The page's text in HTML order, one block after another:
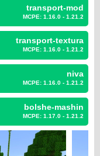
transport-mod
MCPE: 1.16.0 - 1.21.2
transport-textura
MCPE: 1.16.0 - 1.21.2
niva
MCPE: 1.16.0 - 1.21.2
bolshe-mashin
MCPE: 1.17.0 - 1.21.2